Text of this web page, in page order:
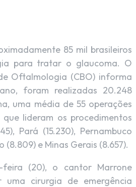
85 mil brasileiros
para tratar o glaucoma. O
Oftalmologia (CBO) informa
foram realizadas 20.248
uma média de 55 operações
lideram os procedimentos
Pará (15.230), Pernambuco
(8.809) e Minas Gerais (8.657).
feira (20), o cantor Marrone
uma cirurgia de emergência